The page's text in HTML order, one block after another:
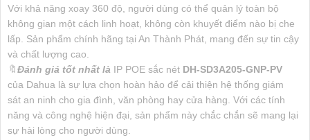
Với khả năng xoay 360 độ, người dùng có thể quản lý toàn bộ
không gian một cách linh hoạt, không còn khuyết điểm nào bị che
lấp. Sản phẩm chính hãng tại An Thành Phát, mang đến sự tin cậy
và chất lượng cao.
🔖Đánh giá tốt nhất là IP POE sắc nét DH-SD3A205-GNP-PV
của Dahua là sự lựa chọn hoàn hảo để cải thiện hệ thống giám
sát an ninh cho gia đình, văn phòng hay cửa hàng. Với các tính
năng và công nghệ hiện đại, sản phẩm này chắc chắn sẽ mang lại
sự hài lòng cho người dùng.